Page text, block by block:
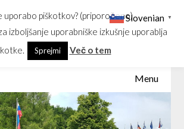
GEOSS
središče Slovenije
Menu
uporabo piškotkov? (priporočeno)
izboljšanje uporabniške izkušnje uporablja
Sprejmi Več o tem
Slovenian ▼